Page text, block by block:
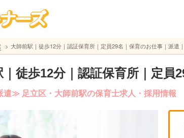
大師前駅｜徒歩12分｜認証保育所｜定員29名｜保育のお仕事｜派遣
徒歩12分｜認証保育所｜定員
≫ 足立区・大師前駅の保育士求人・採用情報